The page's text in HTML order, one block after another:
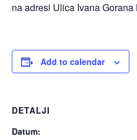
na adresi Ulica Ivana
Add to calendar
DETALJI
Datum: